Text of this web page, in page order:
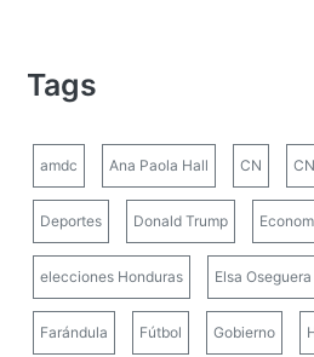
Tags
amdc Ana Paola Hall CN
Deportes Donald Trump
elecciones Honduras Elsa Oseguera
Farándula Fútbol Gobierno